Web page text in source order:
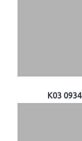
K03 0934